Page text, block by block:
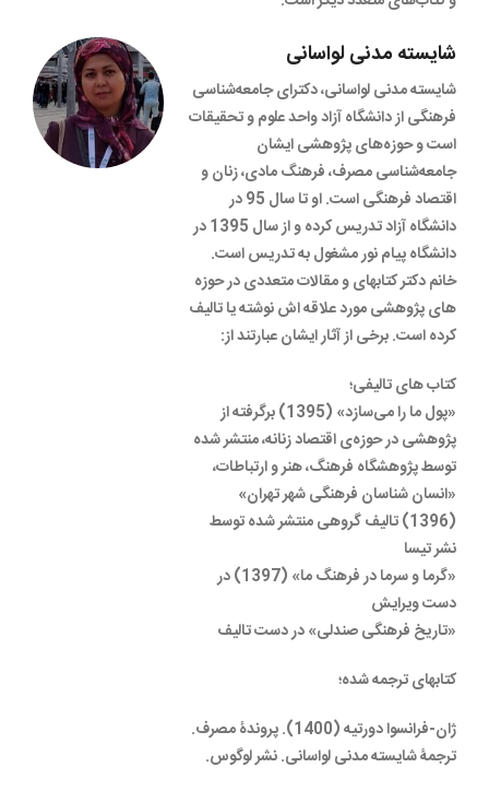
شایسته مدنی لواسانی
شایسته مدنی لواسانی، دکترای جامعه‌شناسی
فرهنگی از دانشگاه آزاد واحد علوم و تحقیقات
است و حوزه‌های پژوهشی ایشان
جامعه‌شناسی مصرف، فرهنگ مادی، زنان و
اقتصاد فرهنگی است. او تا سال 95 در
دانشگاه آزاد تدریس کرده و از سال 1395 در
دانشگاه پیام نور مشغول به تدریس است.
خانم دکتر کتابهای و مقالات متعددی در حوزه
های پژوهشی مورد علاقه اش نوشته یا تالیف
کرده است. برخی از آثار ایشان عبارتند از:
کتاب های تالیفی؛
«پول ما را می‌سازد» (1395) برگرفته از
پژوهشی در حوزه‌ی اقتصاد زنانه، منتشر شده
توسط پژوهشگاه فرهنگ، هنر و ارتباطات،
«انسان شناسان فرهنگی شهر تهران»
(1396) تالیف گروهی منتشر شده توسط
نشر تیسا
«گرما و سرما در فرهنگ ما» (1397) در
دست ویرایش
«تاریخ فرهنگی صندلی» در دست تالیف
کتابهای ترجمه شده؛
ژان-فرانسوا دورتیه (1400). پروندۀ مصرف.
ترجمۀ شایسته مدنی لواسانی. نشر لوگوس.